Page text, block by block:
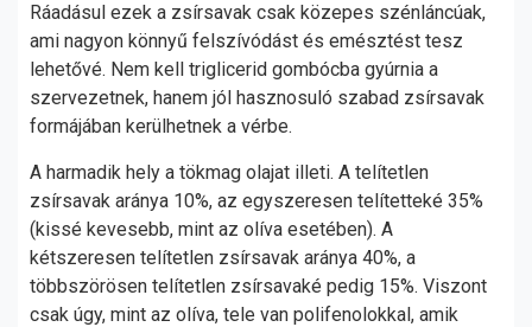
Ráadásul ezek a zsírsavak csak közepes szénláncúak,
ami nagyon könnyű felszívódást és emésztést tesz
lehetővé. Nem kell triglicerid gombócba gyúrnia a
szervezetnek, hanem jól hasznosuló szabad zsírsavak
formájában kerülhetnek a vérbe.
A harmadik hely a tökmag olajat illeti. A telítetlen
zsírsavak aránya 10%, az egyszeresen telítetteké 35%
(kissé kevesebb, mint az olíva esetében). A
kétszeresen telítetlen zsírsavak aránya 40%, a
többszörösen telítetlen zsírsavaké pedig 15%. Viszont
csak úgy, mint az olíva, tele van polifenolokkal, amik